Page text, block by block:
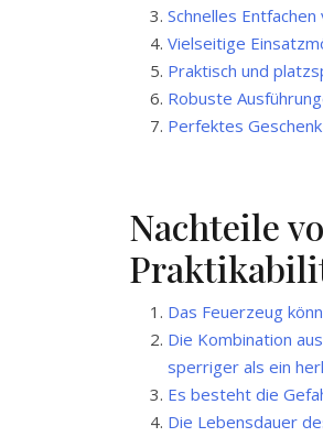
Schnelles
Vielseitige
Praktisch und
Robuste
Perfektes
Nachteile
Das Feuerzeug
Die Kombination
sperriger als ein
Es besteht die
Die Lebensdauer